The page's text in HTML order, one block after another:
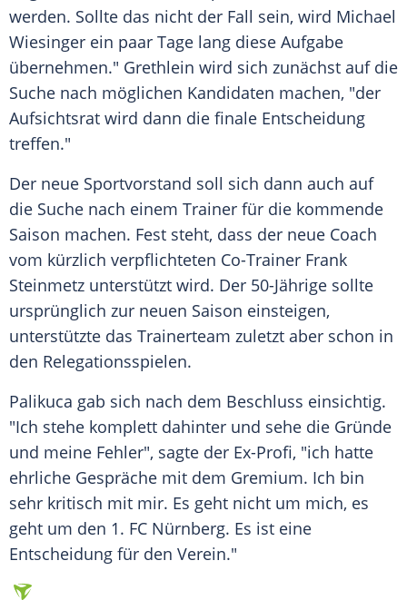
werden. Sollte das nicht der Fall sein, wird Michael
Wiesinger ein paar Tage lang diese Aufgabe
übernehmen." Grethlein wird sich zunächst auf die
Suche nach möglichen Kandidaten machen, "der
Aufsichtsrat wird dann die finale Entscheidung
treffen."
Der neue Sportvorstand soll sich dann auch auf
die Suche nach einem Trainer für die kommende
Saison machen. Fest steht, dass der neue Coach
vom kürzlich verpflichteten Co-Trainer Frank
Steinmetz unterstützt wird. Der 50-Jährige sollte
ursprünglich zur neuen Saison einsteigen,
unterstützte das Trainerteam zuletzt aber schon in
den Relegationsspielen.
Palikuca gab sich nach dem Beschluss einsichtig.
"Ich stehe komplett dahinter und sehe die Gründe
und meine Fehler", sagte der Ex-Profi, "ich hatte
ehrliche Gespräche mit dem Gremium. Ich bin
sehr kritisch mit mir. Es geht nicht um mich, es
geht um den 1. FC Nürnberg. Es ist eine
Entscheidung für den Verein."